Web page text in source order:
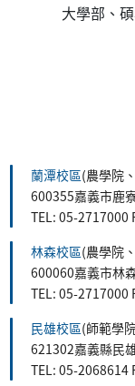
大學部、
蘭潭校區(農學院
600355嘉義市鹿
TEL: 05-2717000
林森校區(農學院
600060嘉義市林
TEL: 05-2717000
民雄校區(師範學
621302嘉義縣民
TEL: 05-2068614